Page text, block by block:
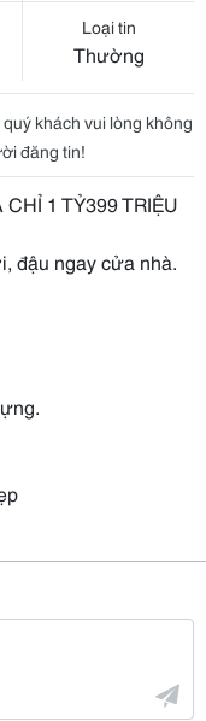
Loại tin
Thường
khách vui lòng không
đăng tin!
1 TỶ399 TRIỆU
đậu ngay cửa nhà.